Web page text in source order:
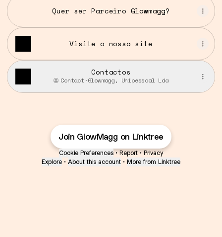
Quer ser Parceiro Glowmagg?
Visite o nosso site
Contactos
Contact· Glowmagg, Unipessoal Lda
Join GlowMagg on Linktree
Cookie Preferences • Report • Privacy
Explore • About this account • More from Linktree